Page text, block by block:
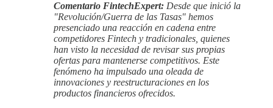
Comentario FintechExpert: Desde que inició la
"Revolución/Guerra de las Tasas" hemos
presenciado una reacción en cadena entre
competidores Fintech y tradicionales, quienes
han visto la necesidad de revisar sus propias
ofertas para mantenerse competitivos. Este
fenómeno ha impulsado una oleada de
innovaciones y reestructuraciones en los
productos financieros ofrecidos.